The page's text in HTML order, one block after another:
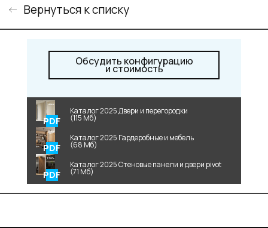
Вернуться к списку
Обсудить конфигурацию
и стоимость
Каталог 2025 Двери и перегородки
(115 Мб)
Каталог 2025 Гардеробные и мебель
(68 Мб)
Каталог 2025 Стеновые панели и двери pivot
(71 Мб)